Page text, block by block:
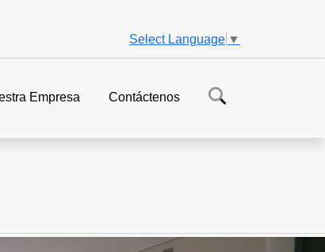
Select Language ▼
Empresa Contáctenos